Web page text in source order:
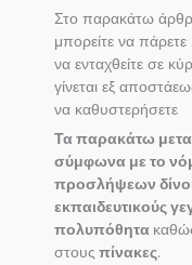
Στο παρακάτω
μπορείτε να
να ενταχθείτε σε
γίνεται εξ
να καθυστερήσετε
Τα παρακάτω
σύμφωνα με το
προσλήψεων
εκπαιδευτικούς
πολυπόθητα
στουςπίνακες.